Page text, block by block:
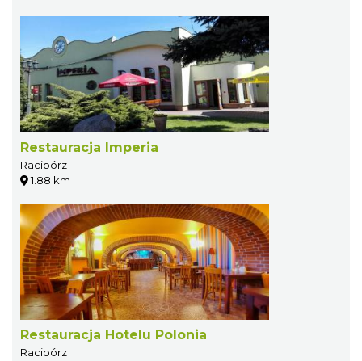
Restauracja Imperia
Racibórz
1.88 km
Restauracja Hotelu Polonia
Racibórz